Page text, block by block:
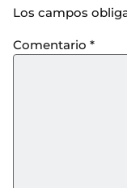
Los campos
Comentario *